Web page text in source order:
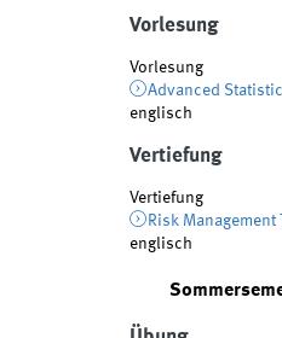
Vorlesung
Vorlesung
Advanced
englisch
Vertiefung
Vertiefung
Risk Management
englisch